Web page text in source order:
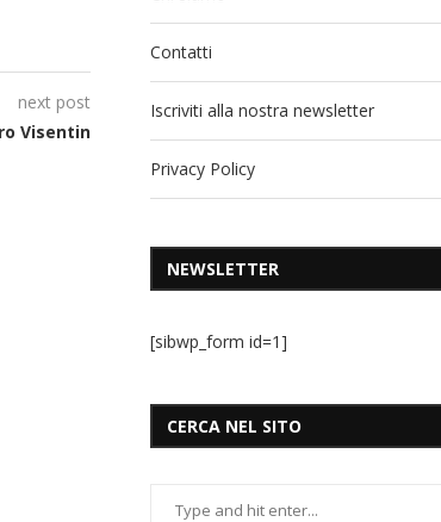
next post
Visentin
Contatti
Iscriviti alla nostra newsletter
Privacy Policy
NEWSLETTER
[sibwp_form id=1]
CERCA NEL SITO